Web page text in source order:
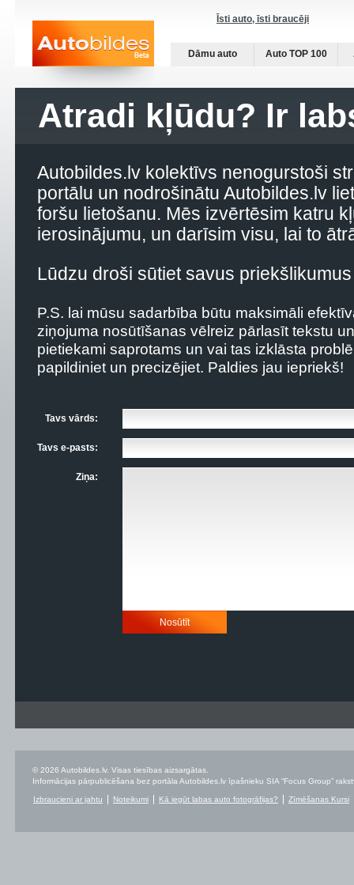
Īsti auto, īsti braucēji
Dāmu auto Auto TOP 100
Atradi kļūdu? Ir
Autobildes.lv kolektīvs nenogurstoši
portālu un nodrošinātu Autobildes.lv
foršu lietošanu. Mēs izvērtēsim katru
ierosinājumu, un darīsim visu, lai to
Lūdzu droši sūtiet savus
P.S. lai mūsu sadarbība būtu maksimāli
ziņojuma nosūtīšanas vēlreiz pārlasīt tekstu
pietiekami saprotams un vai tas izklāsta
papildiniet un precizējiet. Paldies jau iepriekš!
Tavs vārds:
Tavs e-pasts:
Ziņa:
© 2026 Autobildes.lv. Visas tiesības aizsargātas.
Informācijas pārpublicēšana bez portāla Autobildes.lv īpašnieku SIA “Focus Group”
Izbraucieni ar jahtu Noteikumi Kā iegūt labas auto fotogrāfijas? Zīmēšanas Kursi